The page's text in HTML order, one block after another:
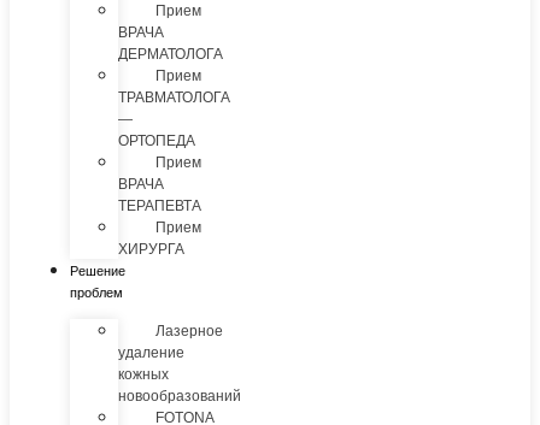
Прием
ВРАЧА
ДЕРМАТОЛОГА
Прием
ТРАВМАТОЛОГА
—
ОРТОПЕДА
Прием
ВРАЧА
ТЕРАПЕВТА
Прием
ХИРУРГА
Решение
проблем
Лазерное
удаление
кожных
новообразований
FOTONA